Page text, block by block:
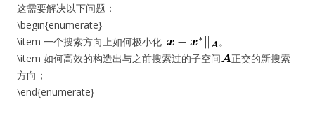
这需要解决以下问题：
\begin{enumerate}
\item 一个搜索方向上如何极小化
。
\item 如何高效的构造出与之前搜索过的子空间
正交的新搜索
方向；
\end{enumerate}